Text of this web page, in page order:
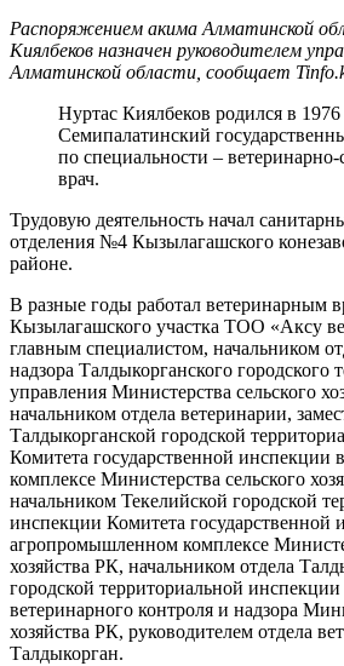
Распоряжением акима Алматинской
Киялбеков назначен руководителем
Алматинской области, сообщает
Нуртас Киялбеков родился в
Семипалатинский
по специальности –
врач.
Трудовую деятельность начал
отделения №4 Кызылагашского
районе.
В разные годы работал ветеринарным
Кызылагашского участка ТОО «Аксу
главным специалистом, начальником
надзора Талдыкорганского городского
управления Министерства сельского
начальником отдела ветеринарии,
Талдыкорганской городской
Комитета государственной
комплексе Министерства сельского
начальником Текелийской городской
инспекции Комитета государственной
агропромышленном комплексе
хозяйства РК, начальником отдела
городской территориальной
ветеринарного контроля и надзора
хозяйства РК, руководителем отдела
Талдыкорган.